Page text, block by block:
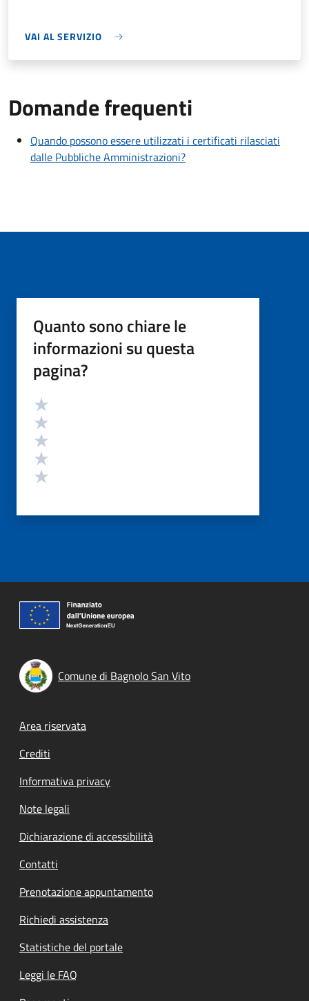
VAI AL SERVIZIO
Domande frequenti
Quando possono essere utilizzati i certificati rilasciati
dalle Pubbliche Amministrazioni?
Quanto sono chiare le
informazioni su questa
pagina?
Valutazione
Comune di Bagnolo San Vito
Footer menu
Area riservata
Crediti
Informativa privacy
Note legali
Dichiarazione di accessibilità
Contatti
Prenotazione appuntamento
Richiedi assistenza
Statistiche del portale
Leggi le FAQ